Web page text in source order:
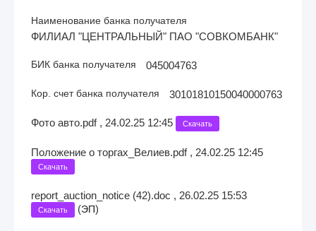
Наименование банка получателя
ФИЛИАЛ "ЦЕНТРАЛЬНЫЙ" ПАО "СОВКОМБАНК"
БИК банка получателя 045004763
Кор. счет банка получателя 30101810150040000763
Фото авто.pdf , 24.02.25 12:45 Скачать
Положение о торгах_Велиев.pdf , 24.02.25 12:45
Скачать
report_auction_notice (42).doc , 26.02.25 15:53
Скачать (ЭП)